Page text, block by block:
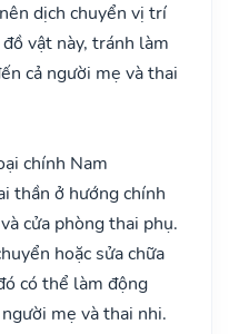
dịch chuyển vị trí
vật này, tránh làm
cả người mẹ và thai
chính Nam
thần ở hướng chính
cửa phòng thai phụ.
hoặc sửa chữa
có thể làm động
mẹ và thai nhi.